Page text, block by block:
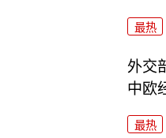
最热
外交
中欧
最热